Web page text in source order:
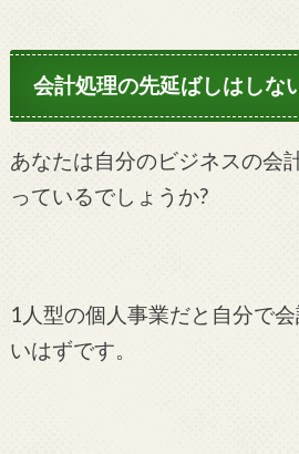
会計処理の先延ばしはしな
あなたは自分のビジネスの会
っているでしょうか?
1人型の個人事業だと自分で
いはずです。